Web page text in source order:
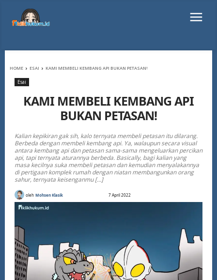
HOME ESAI KAMI MEMBELI KEMBANG API BUKAN PETASAN!
Esai
KAMI MEMBELI KEMBANG API
BUKAN PETASAN!
Kalian kepikiran gak sih, kalo ternyata membeli petasan itu dilarang.
Berbeda dengan membeli kembang api. Ya, walaupun secara visual
antara kembang api dan petasan sama-sama mengeluarkan percikan
api, tapi ternyata aturannya berbeda. Basically, bagi kalian yang
masa kecilnya suka membeli petasan dan kemudian menyalakannya
di pertigaan komplek rumah dengan niatan membangunkan orang
sahur, ternyata keisenganmu […]
oleh Mohsen Klasik 7 April 2022